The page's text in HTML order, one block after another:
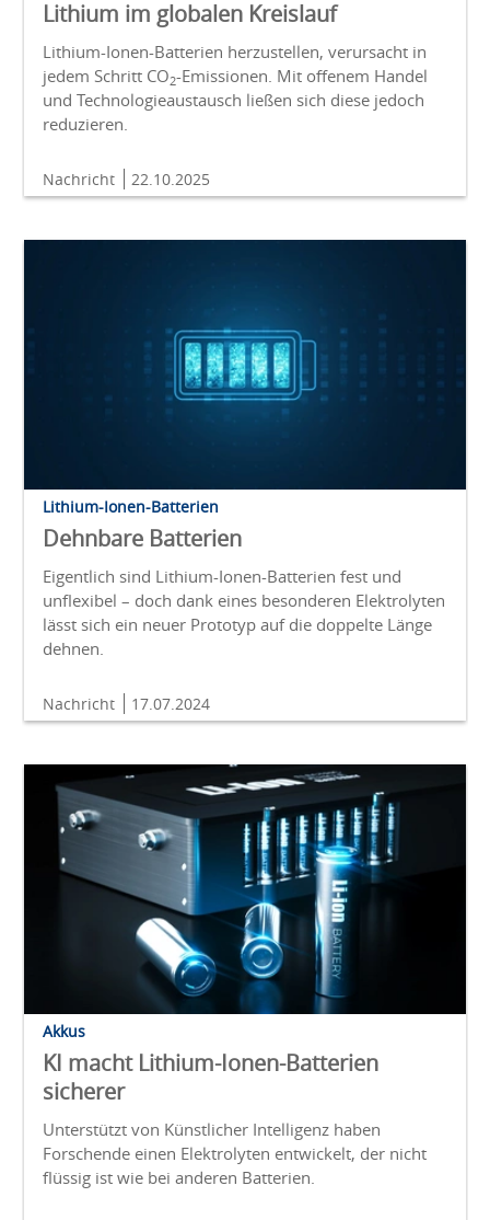
Lithium im globalen Kreislauf
Lithium-Ionen-Batterien herzustellen, verursacht in
jedem Schritt CO2-Emissionen. Mit offenem Handel
und Technologieaustausch ließen sich diese jedoch
reduzieren.
Nachricht 22.10.2025
Lithium-Ionen-Batterien
Dehnbare Batterien
Eigentlich sind Lithium-Ionen-Batterien fest und
unflexibel – doch dank eines besonderen Elektrolyten
lässt sich ein neuer Prototyp auf die doppelte Länge
dehnen.
Nachricht 17.07.2024
Akkus
KI macht Lithium-Ionen-Batterien
sicherer
Unterstützt von Künstlicher Intelligenz haben
Forschende einen Elektrolyten entwickelt, der nicht
flüssig ist wie bei anderen Batterien.